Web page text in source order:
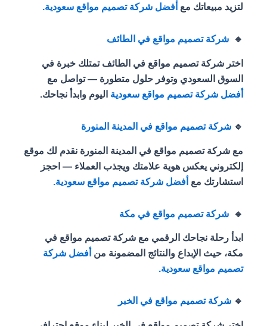
لتزيد مبيعاتك معأفضل شركة تصميم مواقع سعودية.
🔹 شركة تصميم مواقع في الطائف
اختر شركة تصميم مواقع في الطائف تمتلك خبرة في
السوق السعودي وتوفر حلول متطورة — تواصل مع
أفضل شركة تصميم مواقع سعودية اليوم وابدأ نجاحك.
🔹 شركة تصميم مواقع في المدينة المنورة
مع شركة تصميم مواقع في المدينة المنورة نقدم لك موقع
إلكتروني يعكس هوية علامتك ويجذب العملاء — احجز
استشارتك مع أفضل شركة تصميم مواقع سعودية.
🔹 شركة تصميم مواقع في مكة
ابدأ رحلة نجاحك الرقمي مع شركة تصميم مواقع في
مكة، حيث الإبداع والنتائج المضمونة منأفضل شركة
تصميم مواقع سعودية.
🔹 شركة تصميم مواقع في الخبر